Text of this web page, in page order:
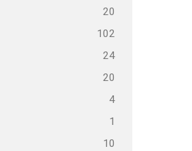
20
102
24
20
4
1
10